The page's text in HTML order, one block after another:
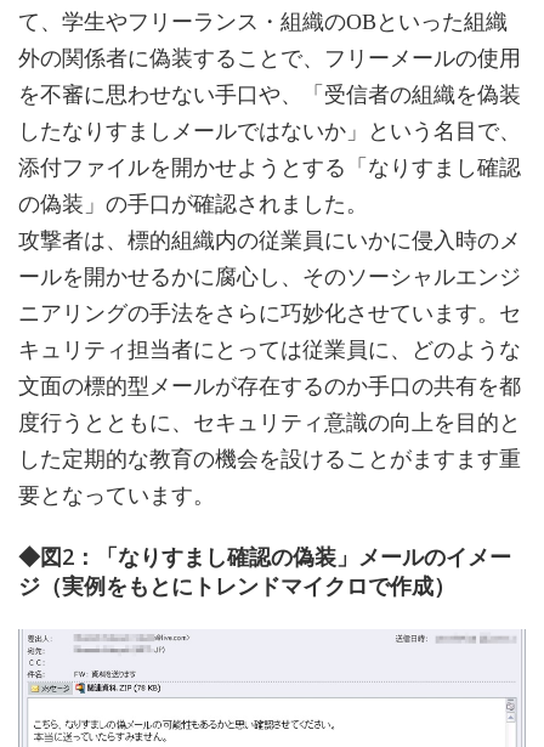
て、学生やフリーランス・組織のOBといった組織
外の関係者に偽装することで、フリーメールの使用
を不審に思わせない手口や、「受信者の組織を偽装
したなりすましメールではないか」という名目で、
添付ファイルを開かせようとする「なりすまし確認
の偽装」の手口が確認されました。
攻撃者は、標的組織内の従業員にいかに侵入時のメ
ールを開かせるかに腐心し、そのソーシャルエンジ
ニアリングの手法をさらに巧妙化させています。セ
キュリティ担当者にとっては従業員に、どのような
文面の標的型メールが存在するのか手口の共有を都
度行うとともに、セキュリティ意識の向上を目的と
した定期的な教育の機会を設けることがますます重
要となっています。
◆図2：「なりすまし確認の偽装」メールのイメー
ジ（実例をもとにトレンドマイクロで作成）